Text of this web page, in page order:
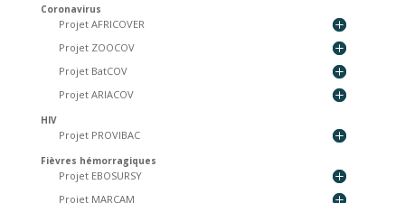
Coronavirus
Projet AFRICOVER
Projet ZOOCOV
Projet BatCOV
Projet ARIACOV
HIV
Projet PROVIBAC
Fièvres hémorragiques
Projet EBOSURSY
Projet MARCAM